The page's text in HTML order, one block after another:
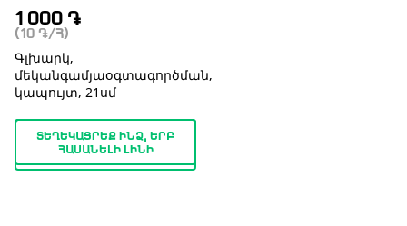
1 000 ֏
(10 ֏ /Հ)
Գլխարկ,
մեկանգամյաօգտագործման,
կապույտ, 21սմ
ՏԵՂԵԿԱՑՐԵՔ ԻՆՁ, ԵՐԲ
ՀԱՍԱՆԵԼԻ ԼԻՆԻ